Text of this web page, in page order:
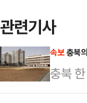
관련기사
속보충북
충북
다.28